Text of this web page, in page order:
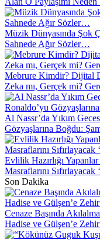
Müzik Dünyasında Şok
Sahnede Ağır Sözler…
Mebrure Kimdir? Dijital
Zeka mı, Gerçek mi?
Al Nassr’da Yıkım
Gözyaşlarına Boğdu:
Evlilik Hazırlığı
Masraflarını
Son Dakika
Cenaze Başında
Hadise ve Gülşen’e